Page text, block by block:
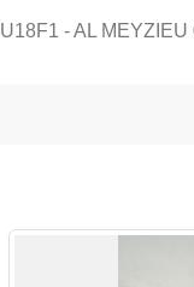
U18F1 - AL MEYZIEU